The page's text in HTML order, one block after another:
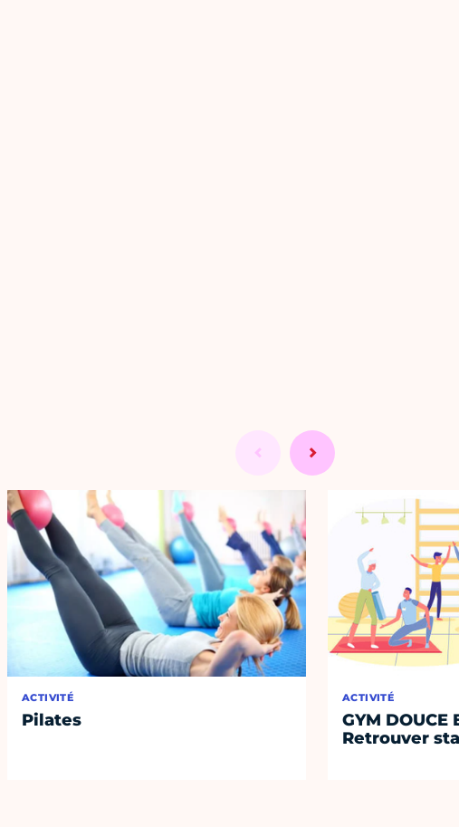
ACTIVITÉ
Pilates
ACTIVITÉ
GYM DOUCE
Retrouver